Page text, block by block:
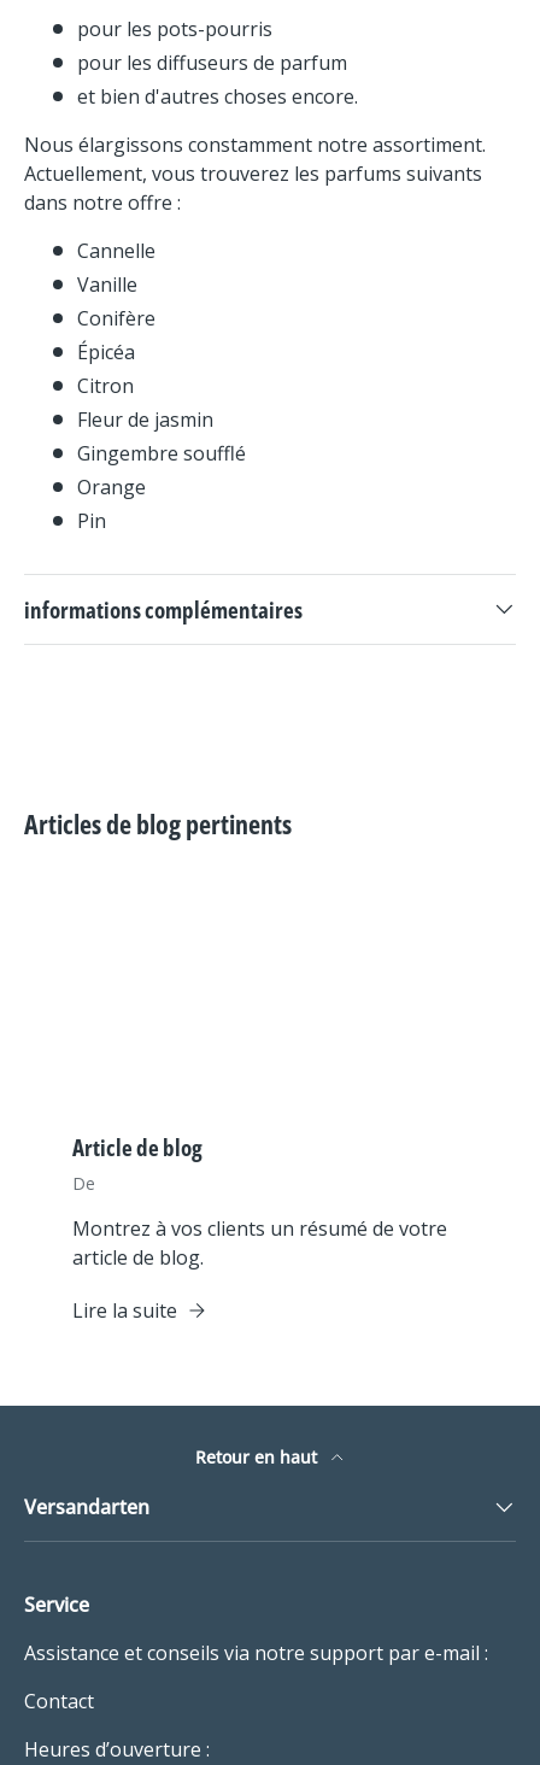
pour les pots-pourris
pour les diffuseurs de parfum
et bien d'autres choses encore.
Nous élargissons constamment notre assortiment.
Actuellement, vous trouverez les parfums suivants
dans notre offre :
Cannelle
Vanille
Conifère
Épicéa
Citron
Fleur de jasmin
Gingembre soufflé
Orange
Pin
informations complémentaires
Articles de blog pertinents
Article de blog
De
Montrez à vos clients un résumé de votre
article de blog.
Lire la suite
Retour en haut
Versandarten
Service
Assistance et conseils via notre support par e-mail :
Contact
Heures d’ouverture :